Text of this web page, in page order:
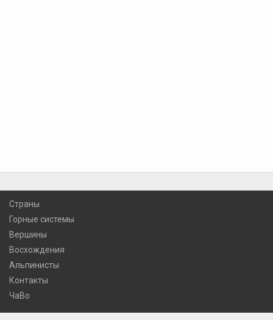
Страны
Горные системы
Вершины
Восхождения
Альпинисты
Контакты
ЧаВо